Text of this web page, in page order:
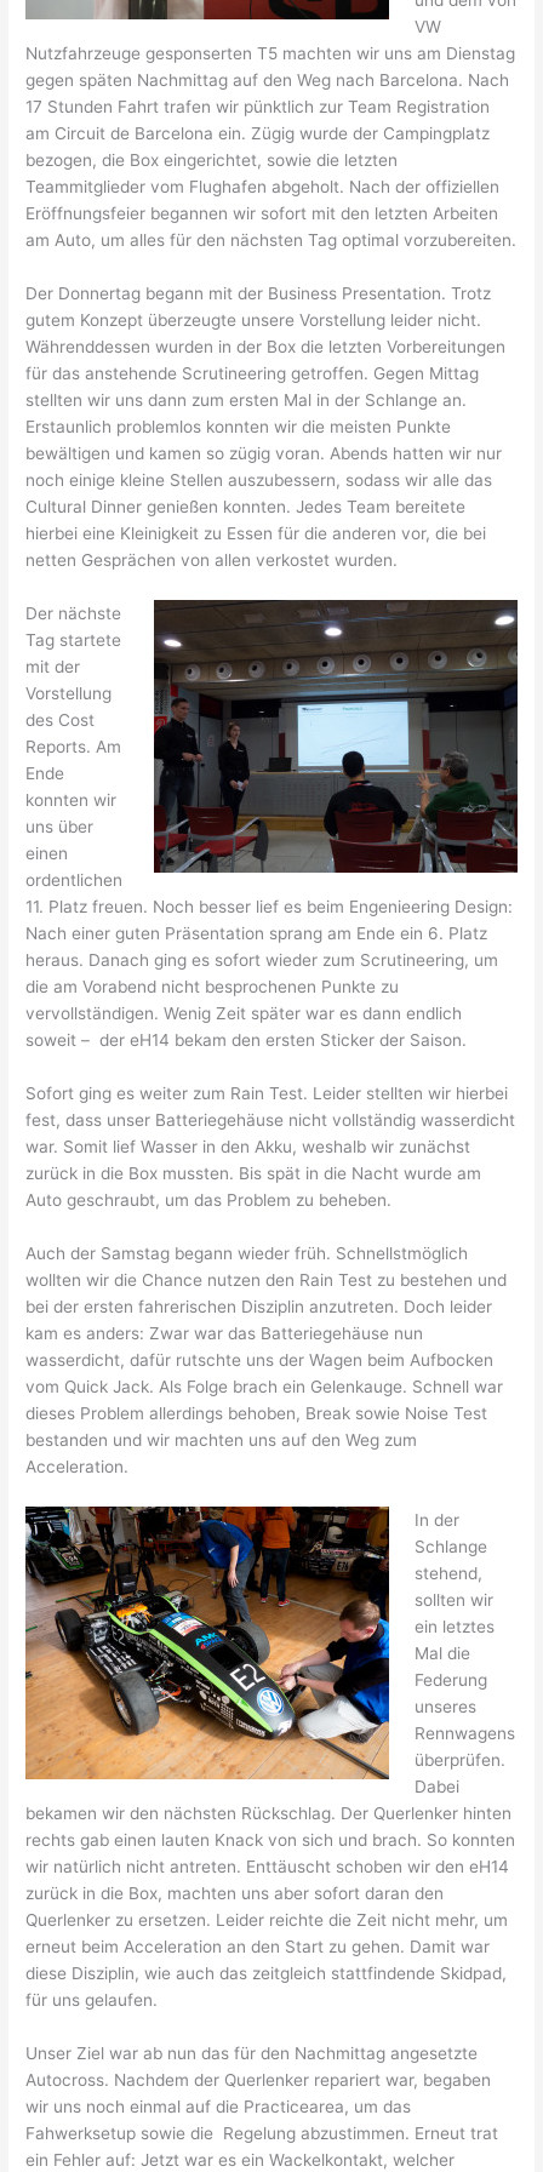
VW
Nutzfahrzeuge gesponserten T5 machten wir uns am Dienstag
gegen späten Nachmittag auf den Weg nach Barcelona. Nach
17 Stunden Fahrt trafen wir pünktlich zur Team Registration
am Circuit de Barcelona ein. Zügig wurde der Campingplatz
bezogen, die Box eingerichtet, sowie die letzten
Teammitglieder vom Flughafen abgeholt. Nach der offiziellen
Eröffnungsfeier begannen wir sofort mit den letzten Arbeiten
am Auto, um alles für den nächsten Tag optimal vorzubereiten.
Der Donnertag begann mit der Business Presentation. Trotz
gutem Konzept überzeugte unsere Vorstellung leider nicht.
Währenddessen wurden in der Box die letzten Vorbereitungen
für das anstehende Scrutineering getroffen. Gegen Mittag
stellten wir uns dann zum ersten Mal in der Schlange an.
Erstaunlich problemlos konnten wir die meisten Punkte
bewältigen und kamen so zügig voran. Abends hatten wir nur
noch einige kleine Stellen auszubessern, sodass wir alle das
Cultural Dinner genießen konnten. Jedes Team bereitete
hierbei eine Kleinigkeit zu Essen für die anderen vor, die bei
netten Gesprächen von allen verkostet wurden.
Der nächste
Tag startete
mit der
Vorstellung
des Cost
Reports. Am
Ende
konnten wir
uns über
einen
ordentlichen
11. Platz freuen. Noch besser lief es beim Engenieering Design:
Nach einer guten Präsentation sprang am Ende ein 6. Platz
heraus. Danach ging es sofort wieder zum Scrutineering, um
die am Vorabend nicht besprochenen Punkte zu
vervollständigen. Wenig Zeit später war es dann endlich
soweit – der eH14 bekam den ersten Sticker der Saison.
Sofort ging es weiter zum Rain Test. Leider stellten wir hierbei
fest, dass unser Batteriegehäuse nicht vollständig wasserdicht
war. Somit lief Wasser in den Akku, weshalb wir zunächst
zurück in die Box mussten. Bis spät in die Nacht wurde am
Auto geschraubt, um das Problem zu beheben.
Auch der Samstag begann wieder früh. Schnellstmöglich
wollten wir die Chance nutzen den Rain Test zu bestehen und
bei der ersten fahrerischen Disziplin anzutreten. Doch leider
kam es anders: Zwar war das Batteriegehäuse nun
wasserdicht, dafür rutschte uns der Wagen beim Aufbocken
vom Quick Jack. Als Folge brach ein Gelenkauge. Schnell war
dieses Problem allerdings behoben, Break sowie Noise Test
bestanden und wir machten uns auf den Weg zum
Acceleration.
In der
Schlange
stehend,
sollten wir
ein letztes
Mal die
Federung
unseres
Rennwagens
überprüfen.
Dabei
bekamen wir den nächsten Rückschlag. Der Querlenker hinten
rechts gab einen lauten Knack von sich und brach. So konnten
wir natürlich nicht antreten. Enttäuscht schoben wir den eH14
zurück in die Box, machten uns aber sofort daran den
Querlenker zu ersetzen. Leider reichte die Zeit nicht mehr, um
erneut beim Acceleration an den Start zu gehen. Damit war
diese Disziplin, wie auch das zeitgleich stattfindende Skidpad,
für uns gelaufen.
Unser Ziel war ab nun das für den Nachmittag angesetzte
Autocross. Nachdem der Querlenker repariert war, begaben
wir uns noch einmal auf die Practicearea, um das
Fahwerksetup sowie die Regelung abzustimmen. Erneut trat
ein Fehler auf: Jetzt war es ein Wackelkontakt, welcher